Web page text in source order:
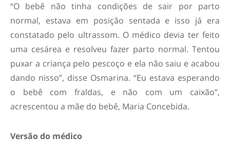
“O bebê não tinha condições de sair por parto
normal, estava em posição sentada e isso já era
constatado pelo ultrassom. O médico devia ter feito
uma cesárea e resolveu fazer parto normal. Tentou
puxar a criança pelo pescoço e ela não saiu e acabou
dando nisso”, disse Osmarina. “Eu estava esperando
o bebê com fraldas, e não com um caixão”,
acrescentou a mãe do bebê, Maria Concebida.
Versão do médico